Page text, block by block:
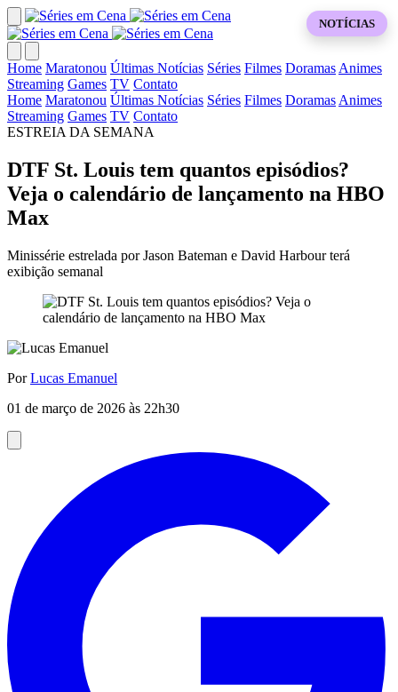
Home Maratonou Últimas Notícias Séries Filmes Doramas Animes
Streaming Games TV Contato
Home Maratonou Últimas Notícias Séries Filmes Doramas Animes
Streaming Games TV Contato
ESTREIA DA SEMANA
DTF St. Louis tem quantos episódios?
Veja o calendário de lançamento na HBO
Max
Minissérie estrelada por Jason Bateman e David Harbour terá
exibição semanal
NOTÍCIAS
PorLucas Emanuel
01 de março de 2026 às 22h30